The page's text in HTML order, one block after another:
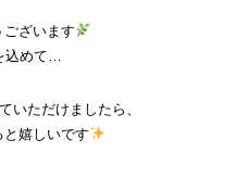
ございます
込めて…
いただけましたら、
嬉しいです